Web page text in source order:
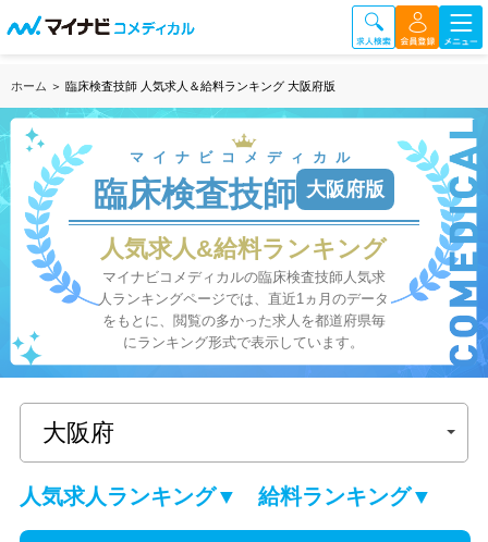
ホーム ＞ 臨床検査技師 人気求人＆給料ランキング 大阪府版
マイナビコメディカル
臨床検査技師 大阪府版
人気求人&給料ランキング
マイナビコメディカルの臨床検査技師人気求
人ランキングページでは、直近1ヵ月のデータ
をもとに、閲覧の多かった求人を都道府県毎
にランキング形式で表示しています。
人気求人ランキング▼ 給料ランキング▼